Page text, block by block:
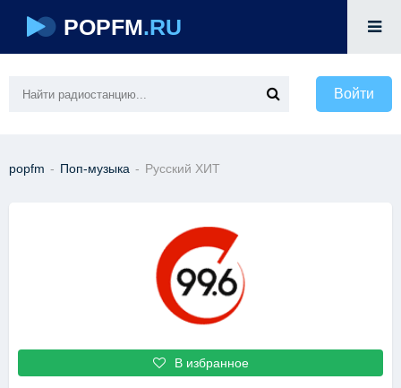
POPFM.RU
Войти
popfm - Поп-музыка - Русский ХИТ
В избранное